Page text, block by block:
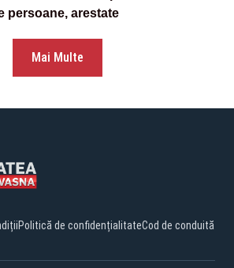
persoane, arestate
Mai Multe
Politică de confidențialitateCod de conduită